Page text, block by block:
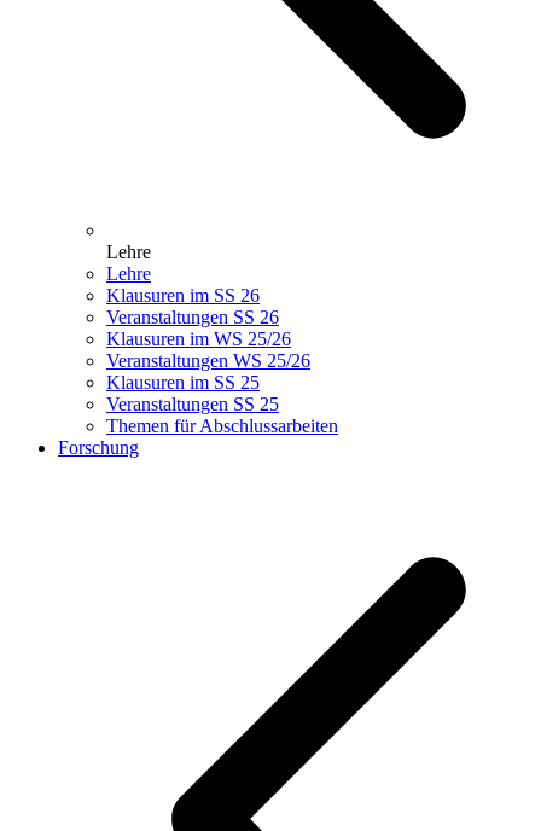
Lehre
Lehre
Klausuren im SS 26
Veranstaltungen SS 26
Klausuren im WS 25/26
Veranstaltungen WS 25/26
Klausuren im SS 25
Veranstaltungen SS 25
Themen für Abschlussarbeiten
Forschung